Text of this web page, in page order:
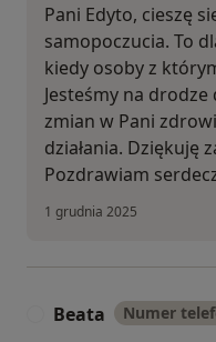
Pani Edyto, cieszę
samopoczucia. To
kiedy osoby z
Jesteśmy na
zmian w Pani
działania. Dziękuję
Pozdrawiam
1 grudnia 2025
Beata Numer